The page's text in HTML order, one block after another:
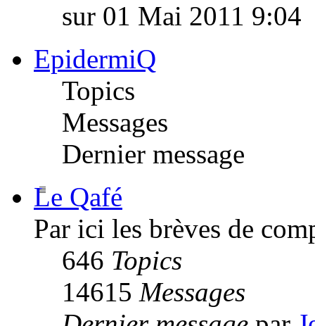
sur 01 Mai 2011 9:04
EpidermiQ
Topics
Messages
Dernier message
Le Qafé
Par ici les brèves de
646 Topics
14615 Messages